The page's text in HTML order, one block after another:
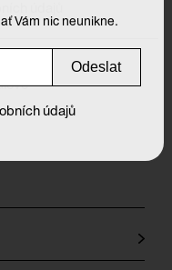
Vám nic neunikne.
Odeslat
údajů